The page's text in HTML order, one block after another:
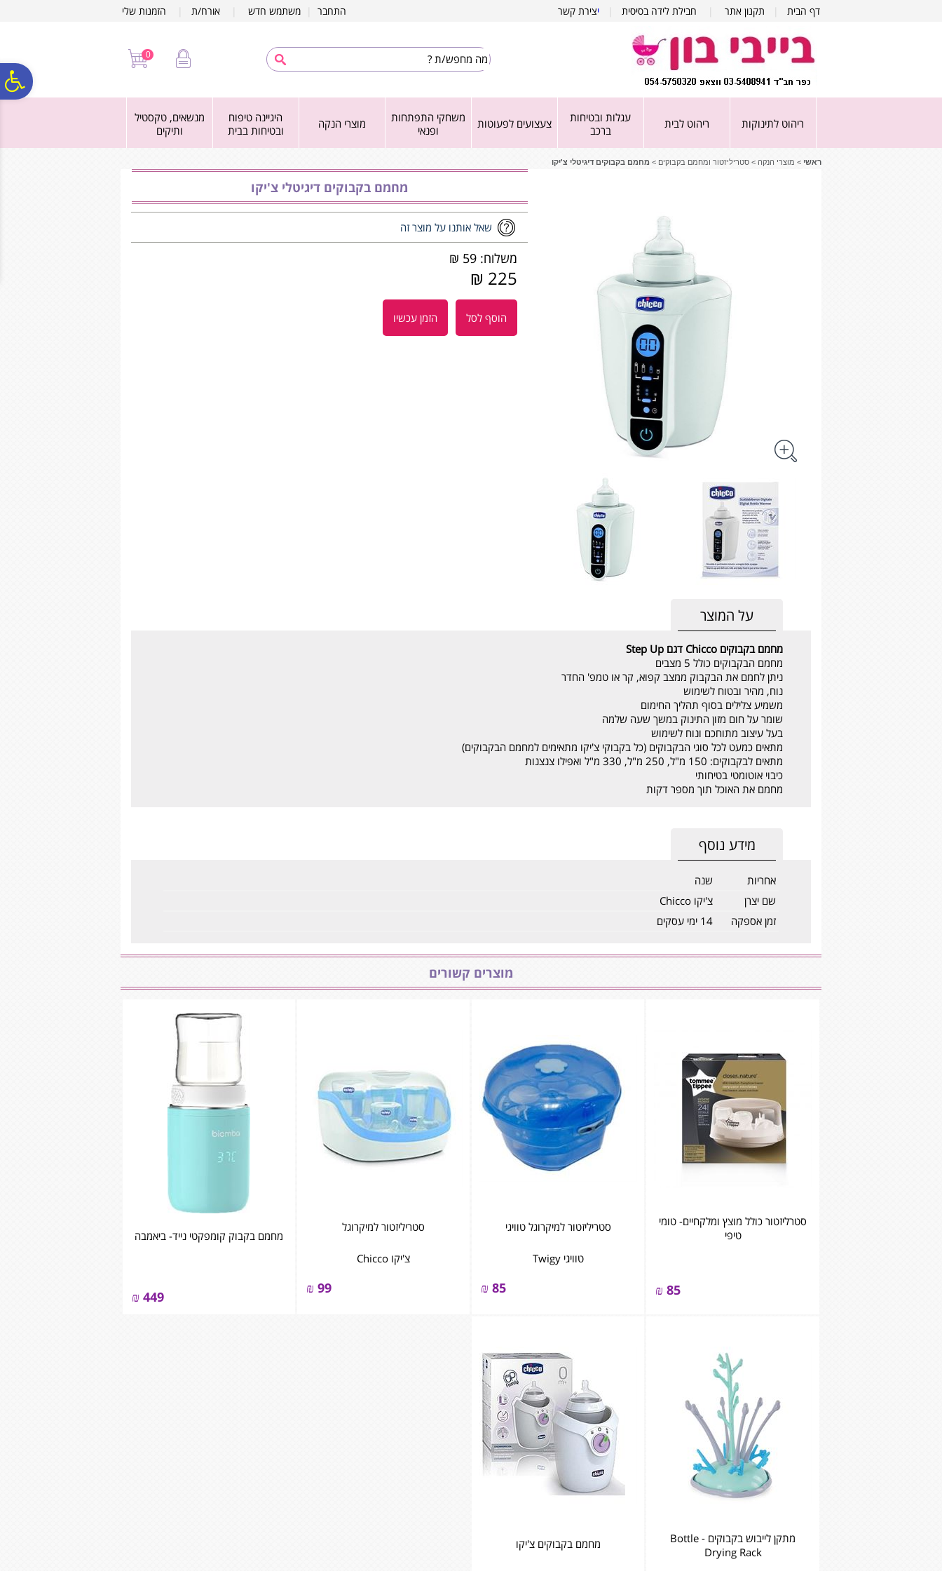
דף הבית תקנון אתר חבילת לידה בסיסית יצירת קשר התחבר משתמש חדש אורח/ת הזמנות שלי
0
ריהוט לתינוקות ריהוט לבית
עגלות ובטיחות
ברכב
צעצועים לפעוטות
משחקי התפתחות
ופנאי
מוצרי הנקה
היגיינה טיפוח
ובטיחות בבית
מנשאים, טקסטיל
ותיקים
ראשי > מוצרי הנקה > סטריליזטור ומחמם בקבוקים > מחמם בקבוקים דיגיטלי צ'יקו
מחמם בקבוקים דיגיטלי צ'יקו
שאל אותנו על מוצר זה
משלוח: 59 ₪
225 ₪
הוסף לסל הזמן עכשיו
על המוצר
מחמם בקבוקים Chicco דגם Step Up
מחמם הבקבוקים כולל 5 מצבים
ניתן לחמם את הבקבוק ממצב קפוא, קר או טמפ' החדר
נוח, מהיר ובטוח לשימוש
משמיע צלילים בסוף תהליך החימום
שומר על חום מזון התינוק במשך שעה שלמה
בעל עיצוב מתוחכם ונוח לשימוש
מתאים כמעט לכל סוגי הבקבוקים (כל בקבוקי צ'יקו מתאימים למחמם הבקבוקים)
מתאים לבקבוקים: 150 מ"ל, 250 מ"ל, 330 מ"ל ואפילו צנצנות
כיבוי אוטומטי בטיחותי
מחמם את האוכל תוך מספר דקות
מידע נוסף
אחריות
שנה
שם יצרן
צ'יקו Chicco
זמן אספקה
14 ימי עסקים
מוצרים קשורים
סטרליזטור כולל מוצץ ומלקחיים- טומי
טיפי
85
₪
סטריליזטור למיקרוגל טוויגי
טוויגי Twigy
85
₪
סטריליזטור למיקרוגל
צ'יקו Chicco
99
₪
מחמם בקבוק קומפקטי נייד- ביאמבה
449
₪
מתקן לייבוש בקבוקים - Bottle
Drying Rack
מחמם בקבוקים צ'יקו